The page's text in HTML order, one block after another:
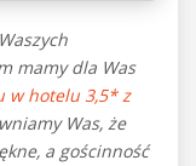
mamy dla Was
w hotelu 3,5* z
Was, że
a gościnność